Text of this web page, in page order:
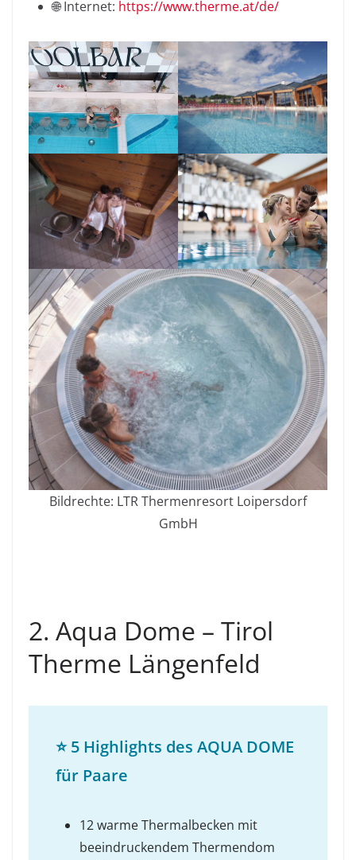
🌐 Internet: https://www.therme.at/de/
Bildrechte: LTR Thermenresort Loipersdorf
GmbH
2. Aqua Dome – Tirol
Therme Längenfeld
⭐ 5 Highlights des AQUA DOME
für Paare
12 warme Thermalbecken mit
beeindruckendem Thermendom